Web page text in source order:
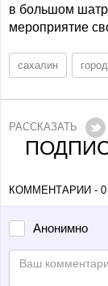
в большом
мероприятие
сахалин
РАССКАЗАТЬ
КОММЕНТАРИИ - 0
Анонимно